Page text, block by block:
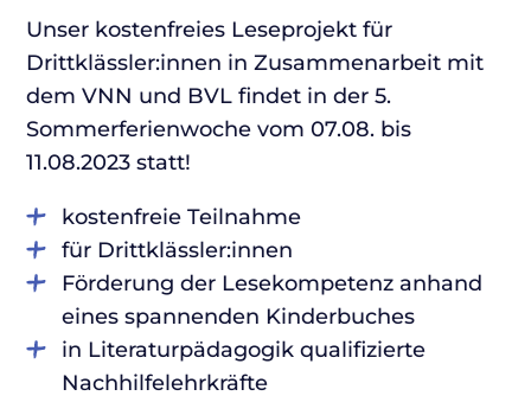
Unser kostenfreies Leseprojekt für
Drittklässler:innen in Zusammenarbeit mit
dem VNN und BVL findet in der 5.
Sommerferienwoche vom 07.08. bis
11.08.2023 statt!
kostenfreie Teilnahme
für Drittklässler:innen
Förderung der Lesekompetenz anhand
eines spannenden Kinderbuches
in Literaturpädagogik qualifizierte
Nachhilfelehrkräfte